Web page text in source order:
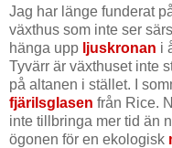
Jag har länge funderat
växthus som inte ser
hänga upp juskronan i
Tyvärr är växthuset inte
på altanen i stället. I
fjärilsglasen från Rice.
inte tillbringa mer tid än
ögonen för en ekologisk